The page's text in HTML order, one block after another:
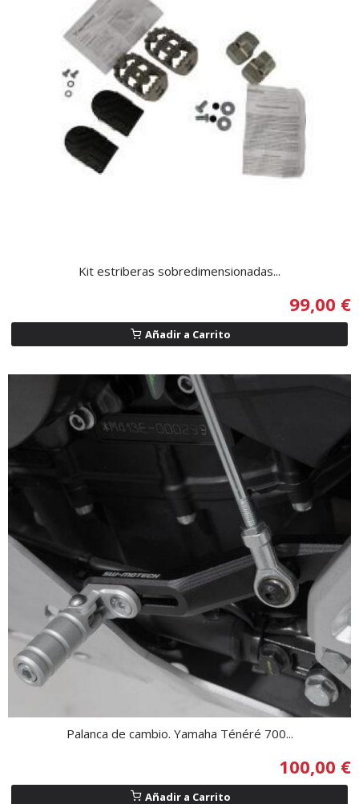
Kit estriberas sobredimensionadas...
99,00 €
Añadir a Carrito
Palanca de cambio. Yamaha Ténéré 700...
100,00 €
Añadir a Carrito